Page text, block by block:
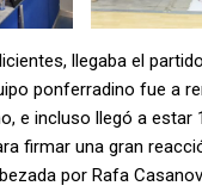
llegaba el partido
ponferradino fue a
e incluso llegó a estar
firmar una gran
por Rafa